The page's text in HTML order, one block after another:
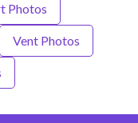
Photos
Vent Photos